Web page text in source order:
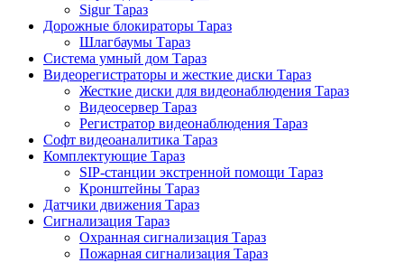
Sigur Тараз
Дорожные блокираторы Тараз
Шлагбаумы Тараз
Система умный дом Тараз
Видеорегистраторы и жесткие диски Тараз
Жесткие диски для видеонаблюдения Тараз
Видеосервер Тараз
Регистратор видеонаблюдения Тараз
Софт видеоаналитика Тараз
Комплектующие Тараз
SIP-станции экстренной помощи Тараз
Кронштейны Тараз
Датчики движения Тараз
Сигнализация Тараз
Охранная сигнализация Тараз
Пожарная сигнализация Тараз